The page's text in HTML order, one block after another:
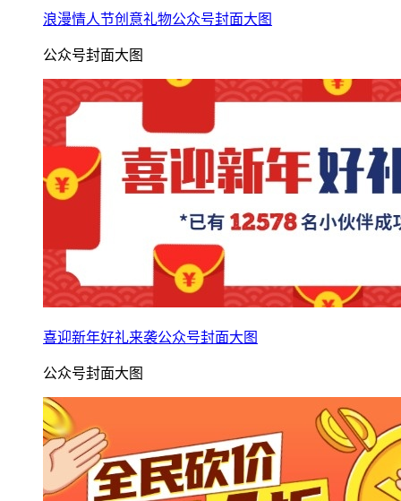
浪漫情人节创意礼物公众号封面大图
公众号封面大图
喜迎新年好礼来袭公众号封面大图
公众号封面大图